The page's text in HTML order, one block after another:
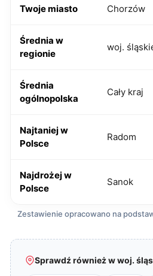
Twoje miasto Chorzów
Średnia w
regionie
woj.
Średnia
ogólnopolska
Cały kraj
Najtaniej w
Polsce
Radom
Najdrożej w
Polsce
Sanok
Zestawienie opracowano na
Sprawdź również w woj.